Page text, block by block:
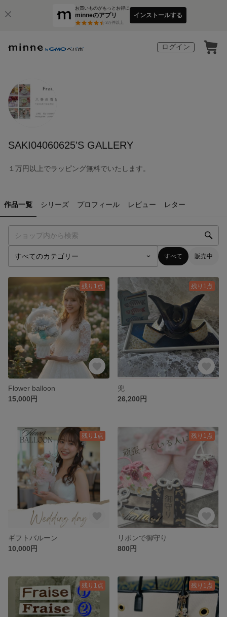
お買いものがもっとお得に
minneのアプリ
3万件以上
インストールする
ログイン
SAKI04060625'S GALLERY
１万円以上でラッピング無料でいたします。
作品一覧 シリーズ プロフィール レビュー レター
すべて 販売中
残り1点
Flower balloon
15,000円
残り1点
兜
26,200円
残り1点
ギフトバルーン
10,000円
残り1点
リボンで御守り
800円
残り1点 残り1点